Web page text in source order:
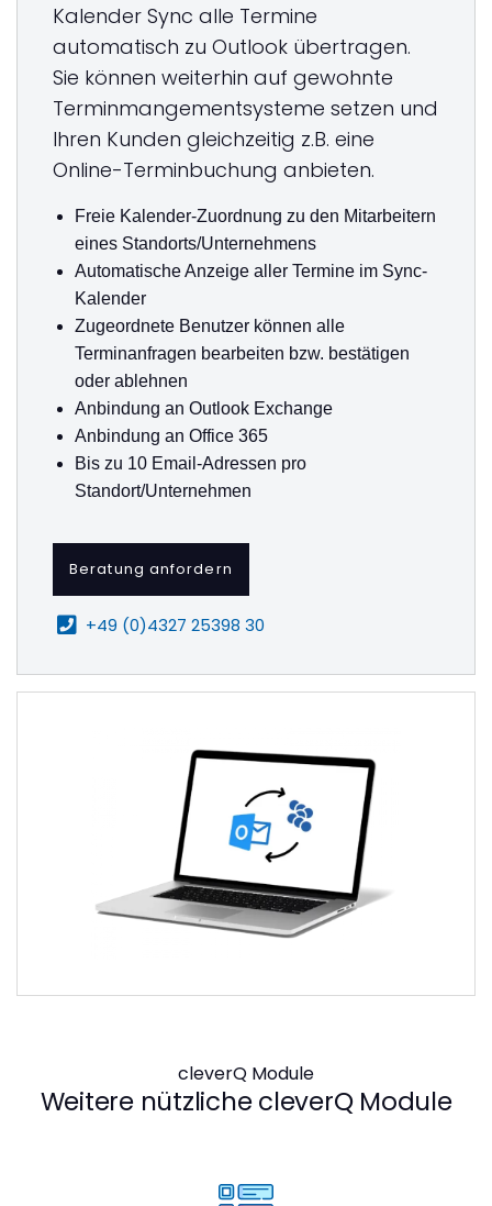
Kalender Sync alle Termine
automatisch zu Outlook übertragen.
Sie können weiterhin auf gewohnte
Terminmangementsysteme setzen und
Ihren Kunden gleichzeitig z.B. eine
Online-Terminbuchung anbieten.
Freie Kalender-Zuordnung zu den Mitarbeitern
eines Standorts/Unternehmens
Automatische Anzeige aller Termine im Sync-
Kalender
Zugeordnete Benutzer können alle
Terminanfragen bearbeiten bzw. bestätigen
oder ablehnen
Anbindung an Outlook Exchange
Anbindung an Office 365
Bis zu 10 Email-Adressen pro
Standort/Unternehmen
Beratung anfordern
+49 (0)4327 25398 30
cleverQ Module
Weitere nützliche cleverQ Module